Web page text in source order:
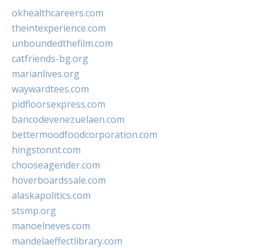
okhealthcareers.com
theintexperience.com
unboundedthefilm.com
catfriends-bg.org
marianlives.org
waywardtees.com
pidfloorsexpress.com
bancodevenezuelaen.com
bettermoodfoodcorporation.com
hingstonnt.com
chooseagender.com
hoverboardssale.com
alaskapolitics.com
stsmp.org
manoelneves.com
mandelaeffectlibrary.com